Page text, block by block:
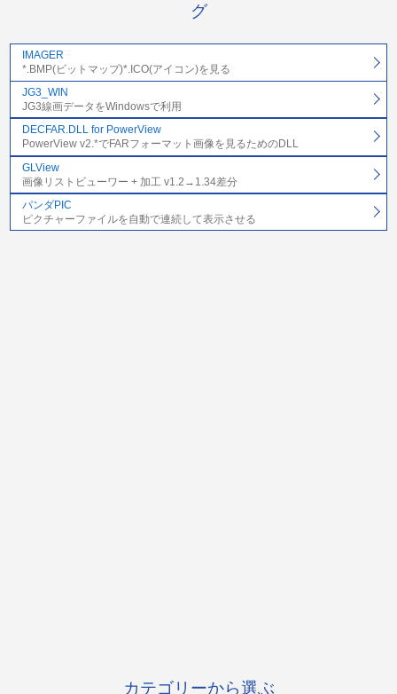
グ
IMAGER
*.BMP(ビットマップ)*.ICO(アイコン)を見る
JG3_WIN
JG3線画データをWindowsで利用
DECFAR.DLL for PowerView
PowerView v2.*でFARフォーマット画像を見るためのDLL
GLView
画像リストビューワー + 加工 v1.2→1.34差分
パンダPIC
ピクチャーファイルを自動で連続して表示させる
カテゴリーから選ぶ